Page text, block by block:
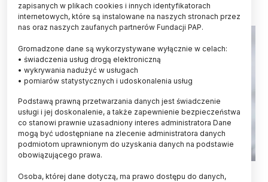
zapisanych w plikach cookies i innych identyfikatorach
internetowych, które są instalowane na naszych stronach przez
nas oraz naszych zaufanych partnerów Fundacji PAP.
Gromadzone dane są wykorzystywane wyłącznie w celach:
• świadczenia usług drogą elektroniczną
• wykrywania nadużyć w usługach
• pomiarów statystycznych i udoskonalenia usług
Podstawą prawną przetwarzania danych jest świadczenie
usługi i jej doskonalenie, a także zapewnienie bezpieczeństwa
co stanowi prawnie uzasadniony interes administratora Dane
mogą być udostępniane na zlecenie administratora danych
podmiotom uprawnionym do uzyskania danych na podstawie
obowiązującego prawa.
Osoba, której dane dotyczą, ma prawo dostępu do danych,